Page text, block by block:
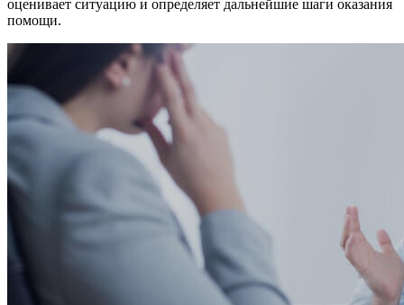
оценивает ситуацию и определяет дальнейшие шаги оказания
помощи.